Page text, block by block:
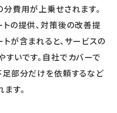
費用が上乗せされます。
の提供、対策後の改善提
が含まれると、サービスの
いです。自社でカバーで
足部分だけを依頼するなど
す。